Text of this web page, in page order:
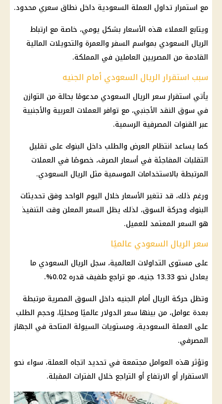
مع استمرار تداول العملة السعودية داخل نطاق سعري محدود.
ويتابع العملاء هذه الأسعار بشكل يومي، خاصة مع ارتباط
الريال السعودي بمواسم السفر والعمرة والتحويلات المالية
القادمة من المصريين العاملين في المملكة.
سبب استقرار الريال السعودي أمام الجنيه
يأتي استقرارسعر الريال السعودي مدعومًا بحالة من التوازن
في سوق النقد الأجنبي، مع توافر العملات العربية والأجنبية
عبر القنوات المصرفية الرسمية.
كما يساعد انتظام العرض والطلب داخل البنوك على تقليل
التقلبات المفاجئة في أسعار الصرف، خصوصًا في العملات
المرتبطة بالاستخدامات الموسمية مثل الريال السعودي.
ورغم ذلك، قد تتغير الأسعار خلال اليوم الواحد وفق تحديثات
البنوك وحركة السوق، لذلك يظل السعر المعلن وقت التنفيذ
هو السعر المعتمد للعميل.
سعر الريال السعودي عالميًا
على مستوى التداولات العالمية، سجل الريال السعودي ما
يعادل نحو 13.33 جنيه، مع تراجع طفيف قدره 0.02%.
وتظل حركة الريال أمام الجنيه داخل السوق المصرية مرتبطة
بعدة عوامل، من بينها سعر الدولار عالميًا ومحليًا، وحجم الطلب
على العملة السعودية، ومستويات السيولة المتاحة في الجهاز
المصرفي.
وتؤثر هذه العوامل مجتمعة في تحديد اتجاه العملة، سواء نحو
الاستقرار أو الارتفاع أو التراجع خلال الفترات المقبلة.